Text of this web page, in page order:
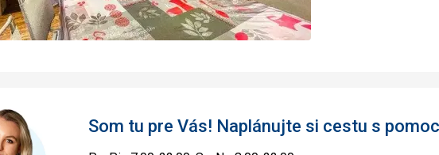
Som tu pre Vás! Naplánujte si cestu s